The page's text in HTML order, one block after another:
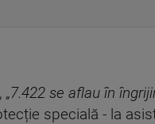
„7.422 se aflau în
specială - la